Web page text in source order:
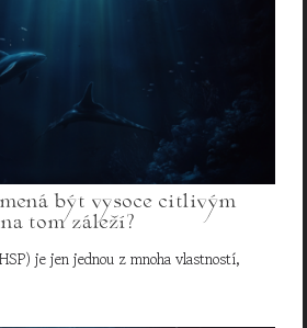
být vysoce citlivým
tom záleží?
je jen jednou z mnoha vlastností,